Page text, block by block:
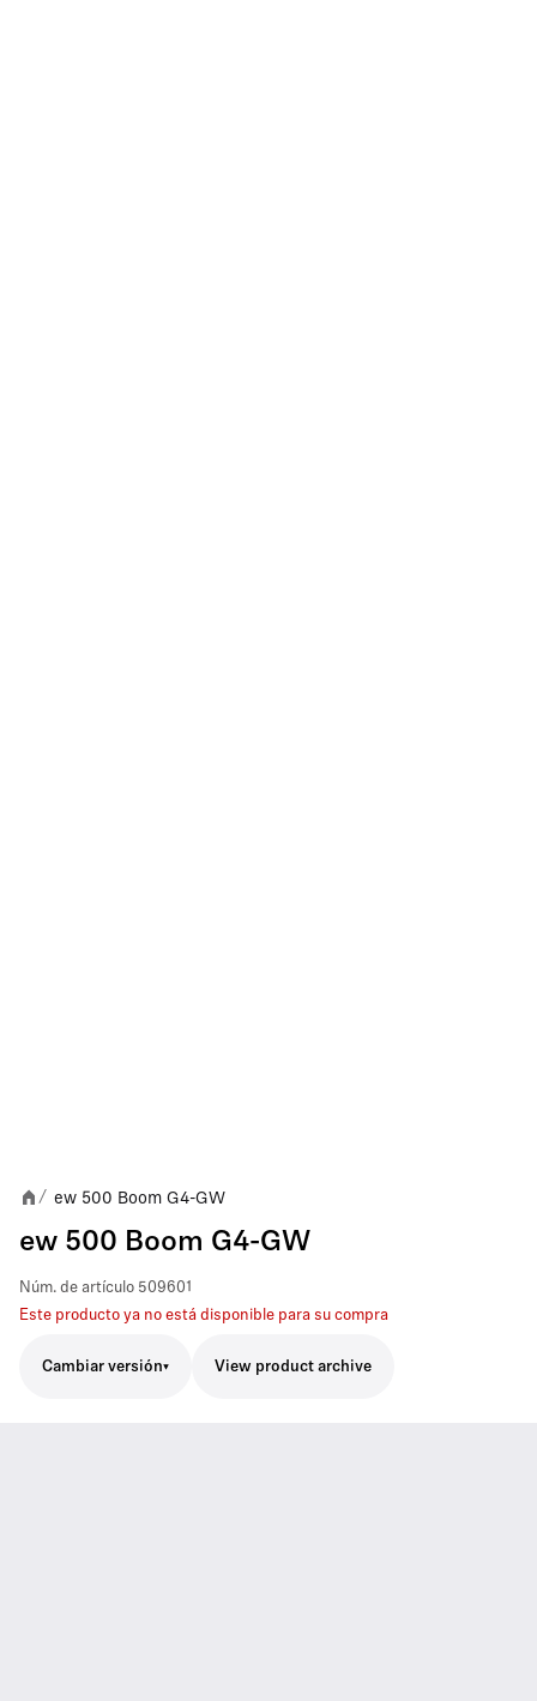
/ ew 500 Boom G4-GW
ew 500 Boom G4-GW
Núm. de artículo 509601
Este producto ya no está disponible para su compra
Cambiar versión View product archive